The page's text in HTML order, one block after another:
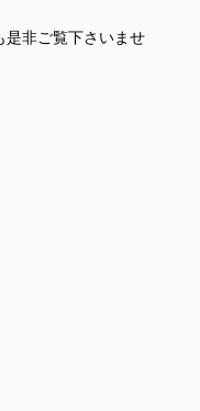
是非ご覧下さいませ